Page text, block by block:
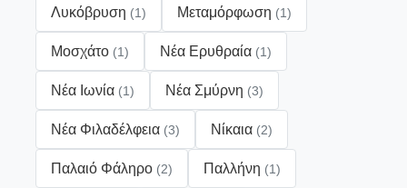
Λυκόβρυση (1) Μεταμόρφωση (1)
Μοσχάτο (1) Νέα Ερυθραία (1)
Νέα Ιωνία (1) Νέα Σμύρνη (3)
Νέα Φιλαδέλφεια (3) Νίκαια (2)
Παλαιό Φάληρο (2) Παλλήνη (1)